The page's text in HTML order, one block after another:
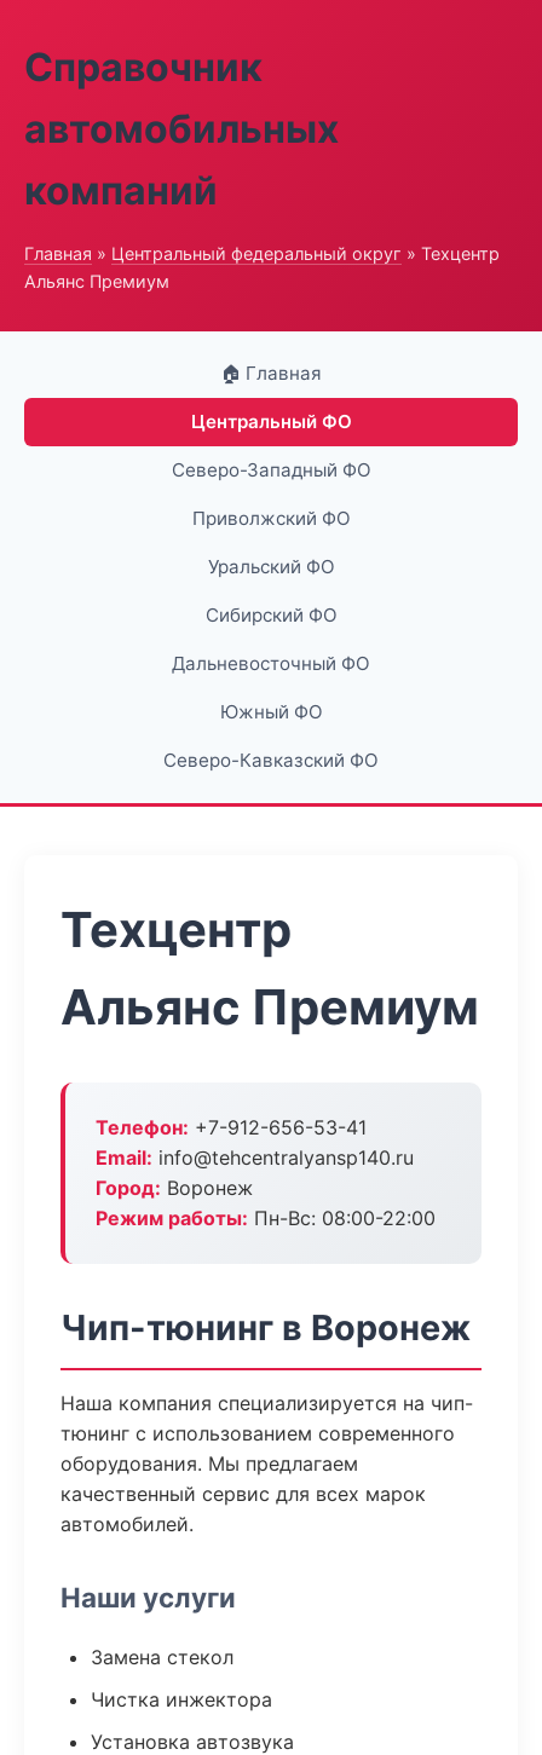
Справочник
автомобильных
компаний
Главная » Центральный федеральный округ » Техцентр
Альянс Премиум
🏠 Главная
Центральный ФО
Северо-Западный ФО
Приволжский ФО
Уральский ФО
Сибирский ФО
Дальневосточный ФО
Южный ФО
Северо-Кавказский ФО
Техцентр
Альянс Премиум
Телефон: +7-912-656-53-41
Email: info@tehcentralyansp140.ru
Город: Воронеж
Режим работы: Пн-Вс: 08:00-22:00
Чип-тюнинг в Воронеж
Наша компания специализируется на чип-
тюнинг с использованием современного
оборудования. Мы предлагаем
качественный сервис для всех марок
автомобилей.
Наши услуги
Замена стекол
Чистка инжектора
Установка автозвука